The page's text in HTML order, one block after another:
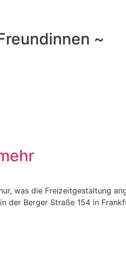
~
was die Freizeitgestaltung
der Berger Straße 154 in